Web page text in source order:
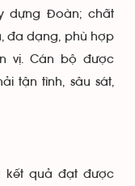
dựng Đoàn; chất
đa dạng, phù hợp
vị. Cán bộ được
tận tình, sâu sát,
kết quả đạt được